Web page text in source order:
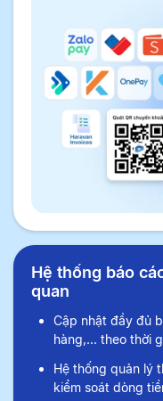
Hệ thống báo
quan
Cập nhật đầy đủ
hàng,... theo thời
Hệ thống quản lý
kiểm soát dòng